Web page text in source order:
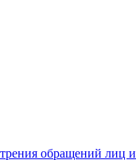
обращений лиц